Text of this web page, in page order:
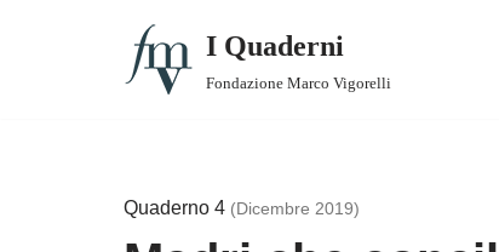
I Quaderni
Fondazione Marco Vigorelli
Quaderno 4 (Dicembre 2019)